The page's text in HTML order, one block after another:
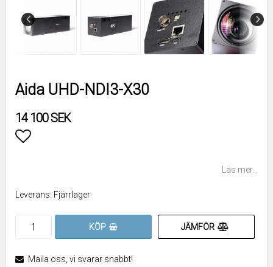
Aida UHD-NDI3-X30
14 100 SEK
Läs mer...
Leverans: Fjärrlager
KÖP JÄMFÖR
Maila oss, vi svarar snabbt!